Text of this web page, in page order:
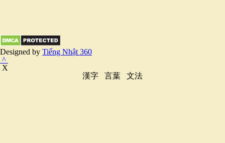
Designed by Tiếng Nhật 360
^
X
漢字
言葉 文法